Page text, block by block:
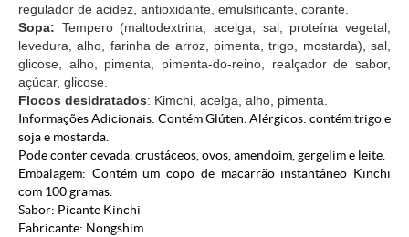
regulador de acidez, antioxidante, emulsificante, corante.
Sopa: Tempero (maltodextrina, acelga, sal, proteína vegetal,
levedura, alho, farinha de arroz, pimenta, trigo, mostarda), sal,
glicose, alho, pimenta, pimenta-do-reino, realçador de sabor,
açúcar, glicose.
Flocos desidratados: Kimchi, acelga, alho, pimenta.
Informações Adicionais: Contém Glúten. Alérgicos: contém trigo e
soja e mostarda.
Pode conter cevada, crustáceos, ovos, amendoim, gergelim e leite.
Embalagem: Contém um copo de macarrão instantâneo Kinchi
com 100 gramas.
Sabor: Picante Kinchi
Fabricante: Nongshim